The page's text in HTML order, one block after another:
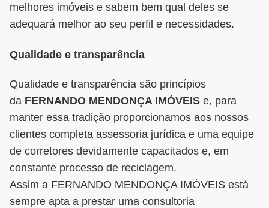
melhores imóveis e sabem bem qual deles se
adequará melhor ao seu perfil e necessidades.
Qualidade e transparência
Qualidade e transparência são princípios
da FERNANDO MENDONÇA IMÓVEIS e, para
manter essa tradição proporcionamos aos nossos
clientes completa assessoria jurídica e uma equipe
de corretores devidamente capacitados e, em
constante processo de reciclagem.
Assim a FERNANDO MENDONÇA IMÓVEIS está
sempre apta a prestar uma consultoria